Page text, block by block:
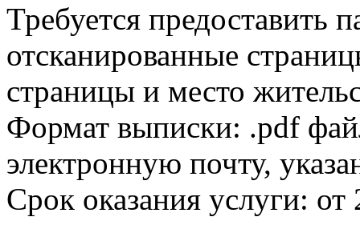
Требуется предоставить
отсканированные
страницы и место
Формат выписки: .pdf
электронную почту,
Срок оказания услуги: от